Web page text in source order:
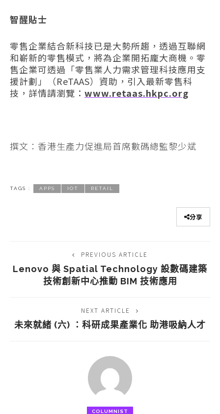
智醒貼士
零售企業結合新科技已是大勢所趨，透過互聯網
和嶄新的零售模式，將為企業開拓龐大商機。零
售企業可透過「零售業人力需求管理科技應用支
援計劃」（ReTAAS）資助，引入最新零售科
技，詳情請瀏覽： www.retaas.hkpc.org
撰文： 香港生產力促進局首席數碼總監黎少斌
TAGS : APPS IOT RETAIL
分享
PREVIOUS ARTICLE
Lenovo 與 Spatial Technology 設數碼建築
技術創新中心推動 BIM 技術應用
NEXT ARTICLE
未來就緒 (六) ：科研成果產業化 助港吸納人才
COLUMNIST